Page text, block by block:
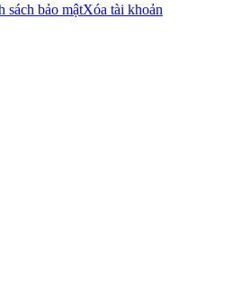
sách bảo mậtXóa tài khoản